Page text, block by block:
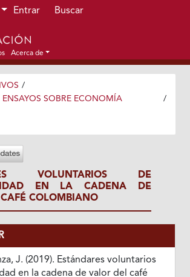
principal
del sitio
Entrar Buscar
Acerca de
/
SOBRE ECONOMÍA
/
VOLUNTARIOS DE
EN LA CADENA DE
COLOMBIANO
J. (2019). Estándares voluntarios
en la cadena de valor del café